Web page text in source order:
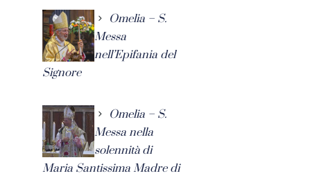
Omelia – S.
Messa
nell’Epifania del
Signore
Omelia – S.
Messa nella
solennità di
Maria Santissima Madre di